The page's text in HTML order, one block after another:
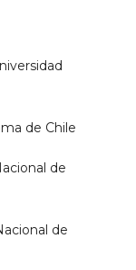
de Chile
de
de